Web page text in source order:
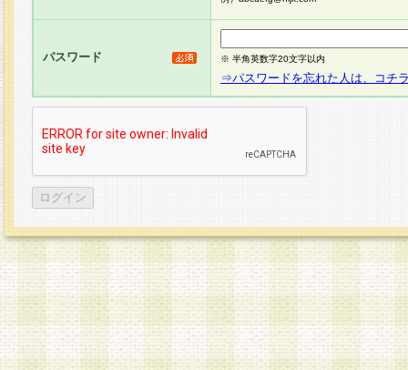
パスワード ※ 半角英数字20文字以内
⇒パスワードを忘れた人は、コチ